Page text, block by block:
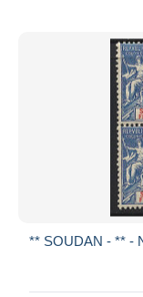
** SOUDAN - ** -